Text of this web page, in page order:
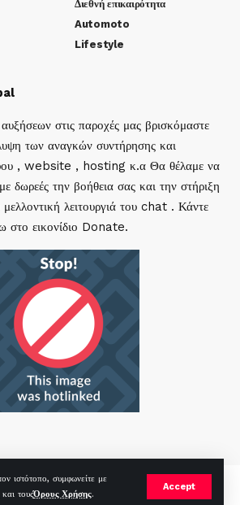
ιστότοπο, συμφωνείτε με
και τουςΌρους Χρήσης.
Accept
Διεθνή επικαιρότητα
Automoto
Lifestyle
στις παροχές μας βρισκόμαστε
των αναγκών συντήρησης και
, website , hosting κ.α Θα θέλαμε να
δωρεές την βοήθεια σας και την στήριξη
λειτουργιά του chat . Κάντε
στο εικονίδιο Donate.
%year%, All Rights Reserved |bySp
Hosted byRealHosting